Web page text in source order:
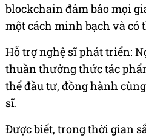
blockchain đảm bảo mọi
một cách minh bạch và có
Hỗ trợ nghệ sĩ phát triển:
thuần thưởng thức tác
thể đầu tư, đồng hành
sĩ.
Được biết, trong thời gian